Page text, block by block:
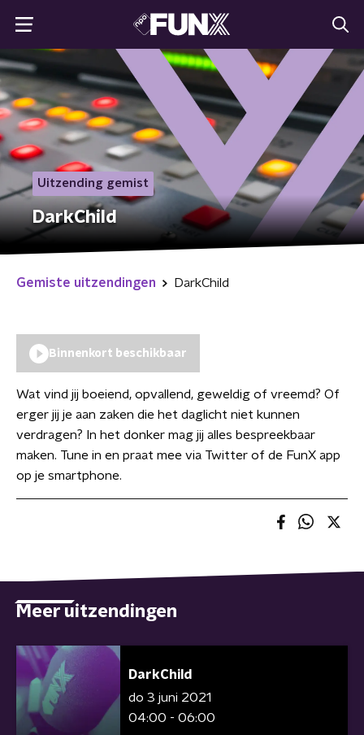
Uitzending gemist
DarkChild
Gemiste uitzendingen DarkChild
Binnenkort beschikbaar
Wat vind jij boeiend, opvallend, geweldig of vreemd? Of
erger jij je aan zaken die het daglicht niet kunnen
verdragen? In het donker mag jij alles bespreekbaar
maken. Tune in en praat mee via Twitter of de FunX app
op je smartphone.
Meer uitzendingen
DarkChild
do 3 juni 2021
04:00 - 06:00